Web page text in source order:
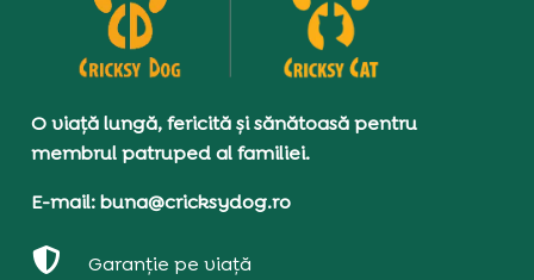
O viață lungă, fericită și sănătoasă pentru
membrul patruped al familiei.
E-mail: buna@cricksydog.ro
 Garanție pe viață